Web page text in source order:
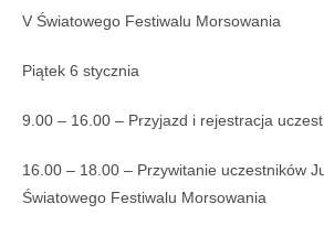
V Światowego Festiwalu Morsowania
Piątek 6 stycznia
9.00 – 16.00 – Przyjazd i rejestracja
16.00 – 18.00 – Przywitanie uczestników
Światowego Festiwalu Morsowania